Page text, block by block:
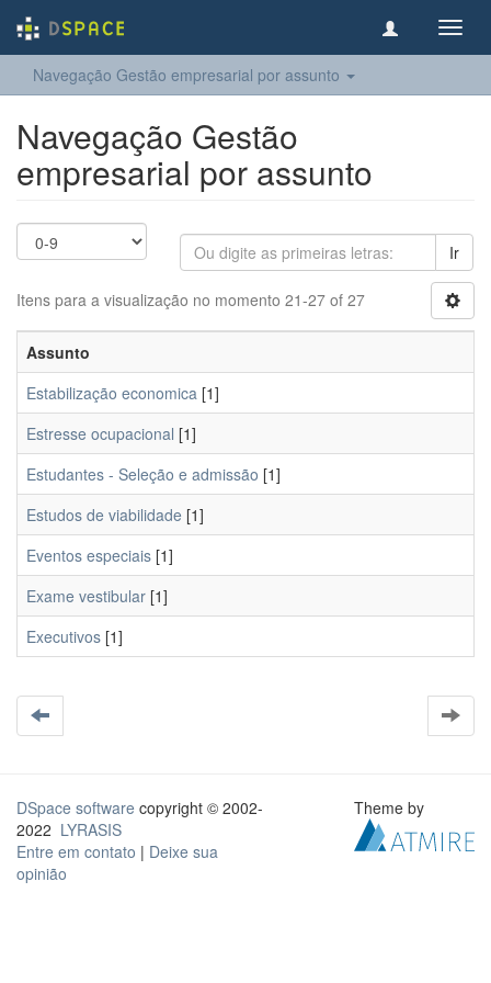
Navegação Gestão empresarial por assunto
Navegação Gestão
empresarial por assunto
Ir
Itens para a visualização no momento 21-27 of 27
Assunto
Estabilização economica [1]
Estresse ocupacional [1]
Estudantes - Seleção e admissão [1]
Estudos de viabilidade [1]
Eventos especiais [1]
Exame vestibular [1]
Executivos [1]
DSpace software copyright © 2002-
2022 LYRASIS
Entre em contato | Deixe sua
opinião
Theme by